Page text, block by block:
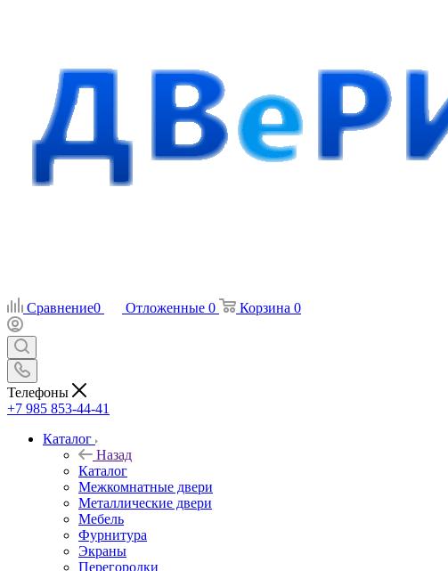
Сравнение0 Отложенные 0 Корзина 0
Телефоны
+7 985 853-44-41
Каталог
Назад
Каталог
Межкомнатные двери
Металлические двери
Мебель
Фурнитура
Экраны
Перегородки